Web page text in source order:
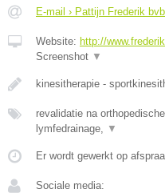
E-mail › Pattijn Frederik
Website: http://
Screenshot ▼
kinesitherapie -
revalidatie na
lymfedrainage, ▼
Er wordt gewerkt op
Sociale media: